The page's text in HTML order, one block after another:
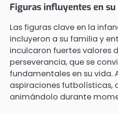
Figuras influyentes en
Las figuras clave en la
incluyeron a su familia y
inculcaron fuertes valores
perseverancia, que se
fundamentales en su vida.
aspiraciones futbolísticas,
animándolo durante